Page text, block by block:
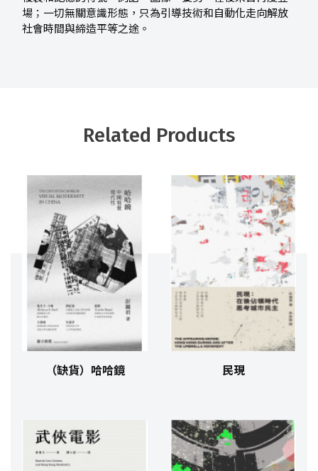
場；一切無關意識形態，只為引導技術和自動化走向解放
社會時間與締造平等之途。
Related Products
（缺貨）哈哈鏡 民現